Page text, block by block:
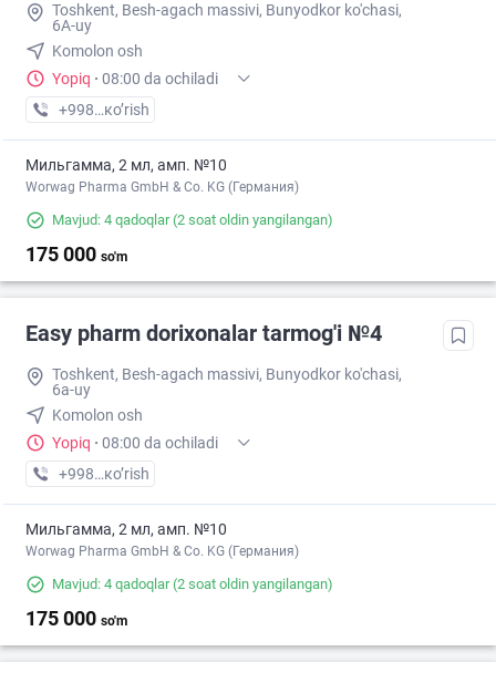
Toshkent, Besh-agach massivi, Bunyodkor ko'chasi,
6A-uy
Komolon osh
Yopiq · 08:00 da ochiladi
+998 (71) XXX-XX-XX
кo’rish
Мильгамма, 2 мл, амп. №10
Worwag Pharma GmbH & Co. KG (Германия)
Mavjud: 4 qadoqlar(2 soat oldin yangilangan)
175 000 so'm
Easy pharm dorixonalar tarmog'i №4
Toshkent, Besh-agach massivi, Bunyodkor ko'chasi,
6a-uy
Komolon osh
Yopiq · 08:00 da ochiladi
+998 (71) XXX-XX-XX
кo’rish
Мильгамма, 2 мл, амп. №10
Worwag Pharma GmbH & Co. KG (Германия)
Mavjud: 4 qadoqlar(2 soat oldin yangilangan)
175 000 so'm